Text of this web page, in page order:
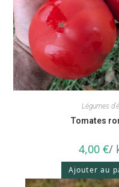
Légumes
Tomates
4,00 €/
Ajouter au